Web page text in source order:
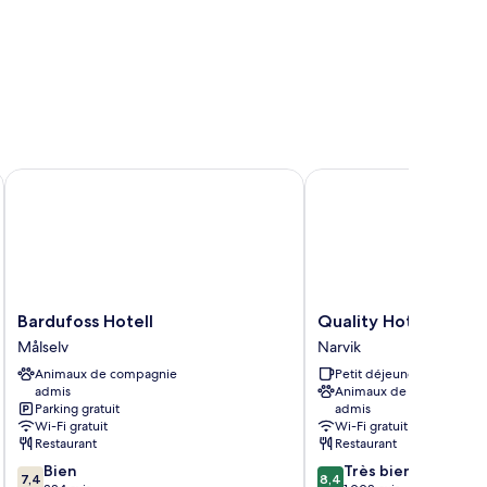
Bardufoss
Hotell
Målselv
Bardufoss Hotell
Målselv
Animaux de compagnie
admis
Parking gratuit
Wi-Fi gratuit
Restaurant
7.4
7,4 Bien
Bardufoss Hotell
Quality
Hotel
Grand
Royal
Narvik
Quality Hotel Grand
Narvik
Petit déjeuner gratuit
Animaux de compagnie
admis
Wi-Fi gratuit
Restaurant
8.4
8,4 Très bien
Quality Hotel Grand